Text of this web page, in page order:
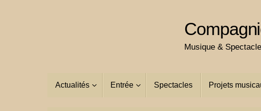
Musique &
Actualités Entrée Spectacles Projets